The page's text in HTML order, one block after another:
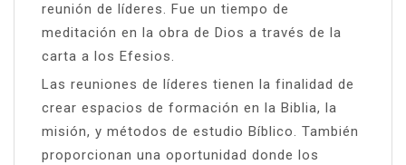
reunión de líderes. Fue un tiempo de
meditación en la obra de Dios a través de la
carta a los Efesios.
Las reuniones de líderes tienen la finalidad de
crear espacios de formación en la Biblia, la
misión, y métodos de estudio Bíblico. También
proporcionan una oportunidad donde los